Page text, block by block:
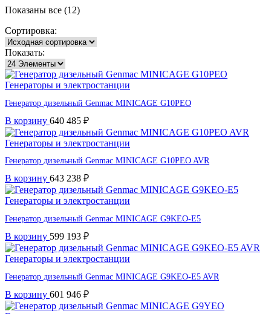
Показаны все (12)
Сортировка:
Показать:
Генераторы и электростанции
Генератор дизельный Genmac MINICAGE G10PEO
В корзину 640 485 ₽
Генераторы и электростанции
Генератор дизельный Genmac MINICAGE G10PEO AVR
В корзину 643 238 ₽
Генераторы и электростанции
Генератор дизельный Genmac MINICAGE G9KEO-E5
В корзину 599 193 ₽
Генераторы и электростанции
Генератор дизельный Genmac MINICAGE G9KEO-E5 AVR
В корзину 601 946 ₽